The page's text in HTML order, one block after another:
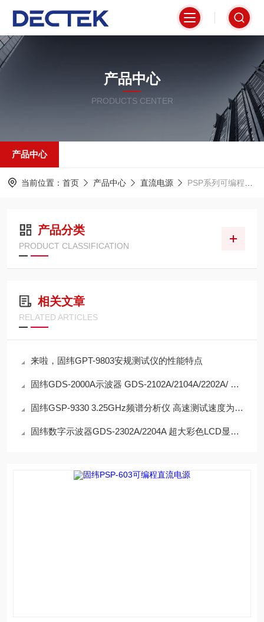
产品中心
PRODUCTS CENTER
产品中心
当前位置： 首页 产品中心 直流电源 PSP系列可编程直流电源
产品分类
PRODUCT CLASSIFICATION
相关文章
RELATED ARTICLES
来啦，固纬GPT-9803安规测试仪的性能特点
固纬GDS-2000A示波器 GDS-2102A/2104A/2202A/ 双取样模式 2GSa/s实时取样率
固纬GSP-9330 3.25GHz频谱分析仪 高速测试速度为204uS
固纬数字示波器GDS-2302A/2204A 超大彩色LCD显示屏